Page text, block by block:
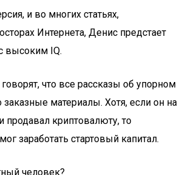
и во многих статьях,
Интернета, Денис предстает
высоким IQ.
что все рассказы об упорном
заказные материалы. Хотя, если он на
продавал криптовалюту, то
заработать стартовый капитал.
человек?